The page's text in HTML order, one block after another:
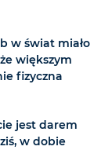
w świat miało
większym
fizyczna
jest darem
w dobie